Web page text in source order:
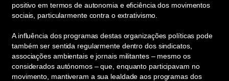
positivo em termos de autonomia e eficiência dos movimentos
sociais, particularmente contra o extrativismo.
A influência dos programas destas organizações políticas pode
também ser sentida regularmente dentro dos sindicatos,
associações ambientais e jornais militantes – mesmo os
considerados autónomos – que, enquanto participavam no
movimento, mantiveram a sua lealdade aos programas dos